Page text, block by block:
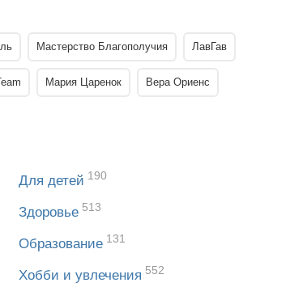
Мастерство Благополучия ЛавГав
Мария Царенок Вера Ориенс
Для детей 190
Здоровье 513
Образование 131
Хобби и увлечения 552